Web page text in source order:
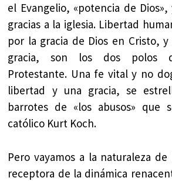
el Evangelio, «potencia de
gracias a la iglesia. Libertad
por la gracia de Dios en Cristo,
gracia, son los dos polos
Protestante. Una fe vital y no
libertad y una gracia, se
barrotes de «los abusos» que
católico Kurt Koch.
Pero vayamos a la naturaleza
receptora de la dinámica